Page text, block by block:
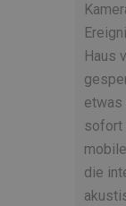
Haus
etwas
sofort
die